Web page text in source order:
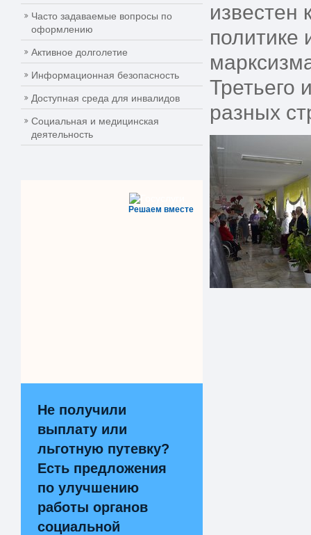
Часто задаваемые вопросы по
оформлению
Активное долголетие
Информационная безопасность
Доступная среда для инвалидов
Социальная и медицинская
деятельность
Решаем вместе
Не получили
выплату или
льготную путевку?
Есть предложения
по улучшению
работы органов
социальной
известен
политике
Третьего
разных